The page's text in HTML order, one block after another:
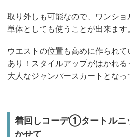
取り外しも可能なので、ワンショ
単体としても使うことが出来ます。
ウエストの位置も高めに作られ
あり！スタイルアップがはかれ
大人なジャンパースカートとなっ
着回しコーデ①タートルニ
かせて